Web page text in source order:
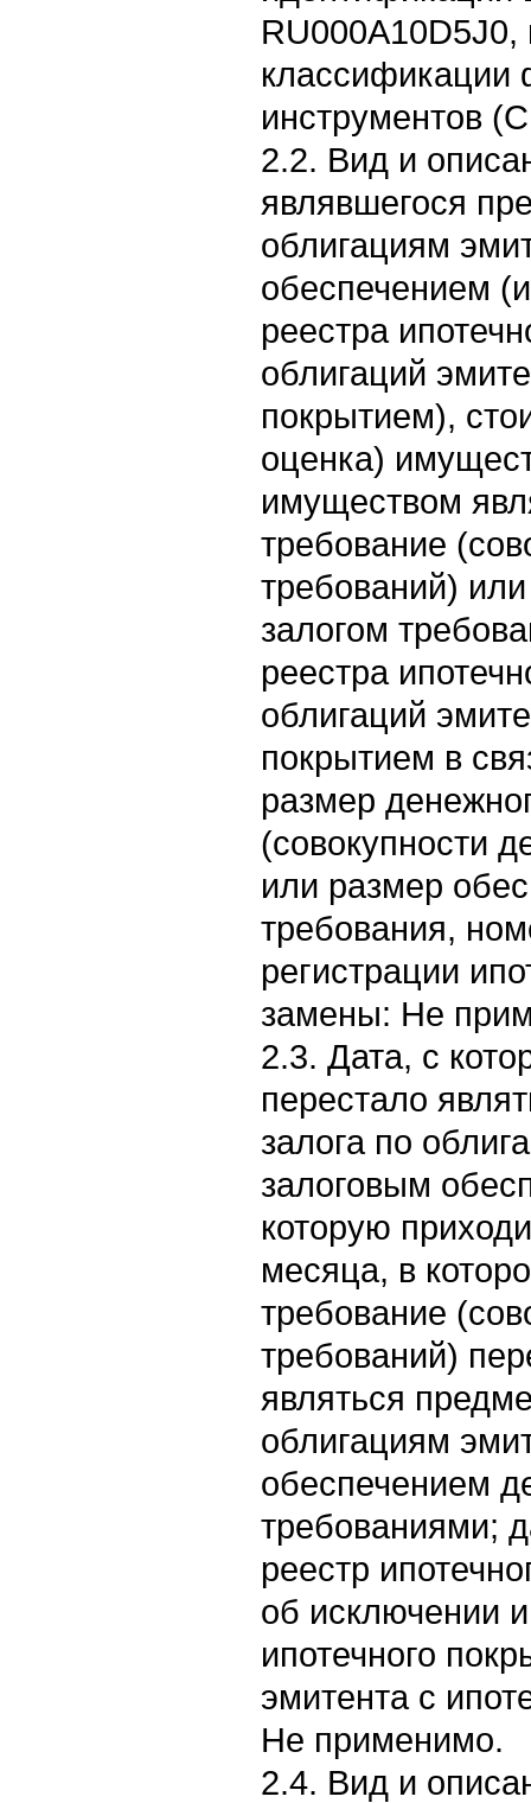
классификации
инструментов
2.2. Вид и
являвшегося
облигациям
обеспечением
реестра
облигаций
покрытием),
оценка)
имуществом
требование
требований)
залогом
реестра
облигаций
покрытием в
размер
(совокупности
или размер
требования,
регистрации
замены: Не
2.3. Дата, с
перестало
залога по
залоговым
которую
месяца, в
требование
требований)
являться
облигациям
обеспечением
требованиями;
реестр
об исключении
ипотечного
эмитента с
Не применимо.
2.4. Вид и